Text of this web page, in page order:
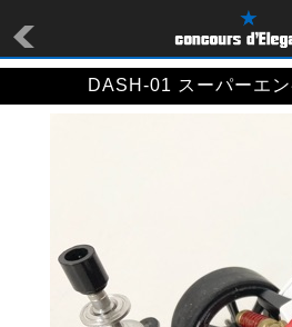
DASH-01 スーパーエ